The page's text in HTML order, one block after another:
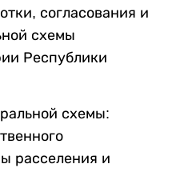
согласования и
схемы
Республики
схемы:
расселения и